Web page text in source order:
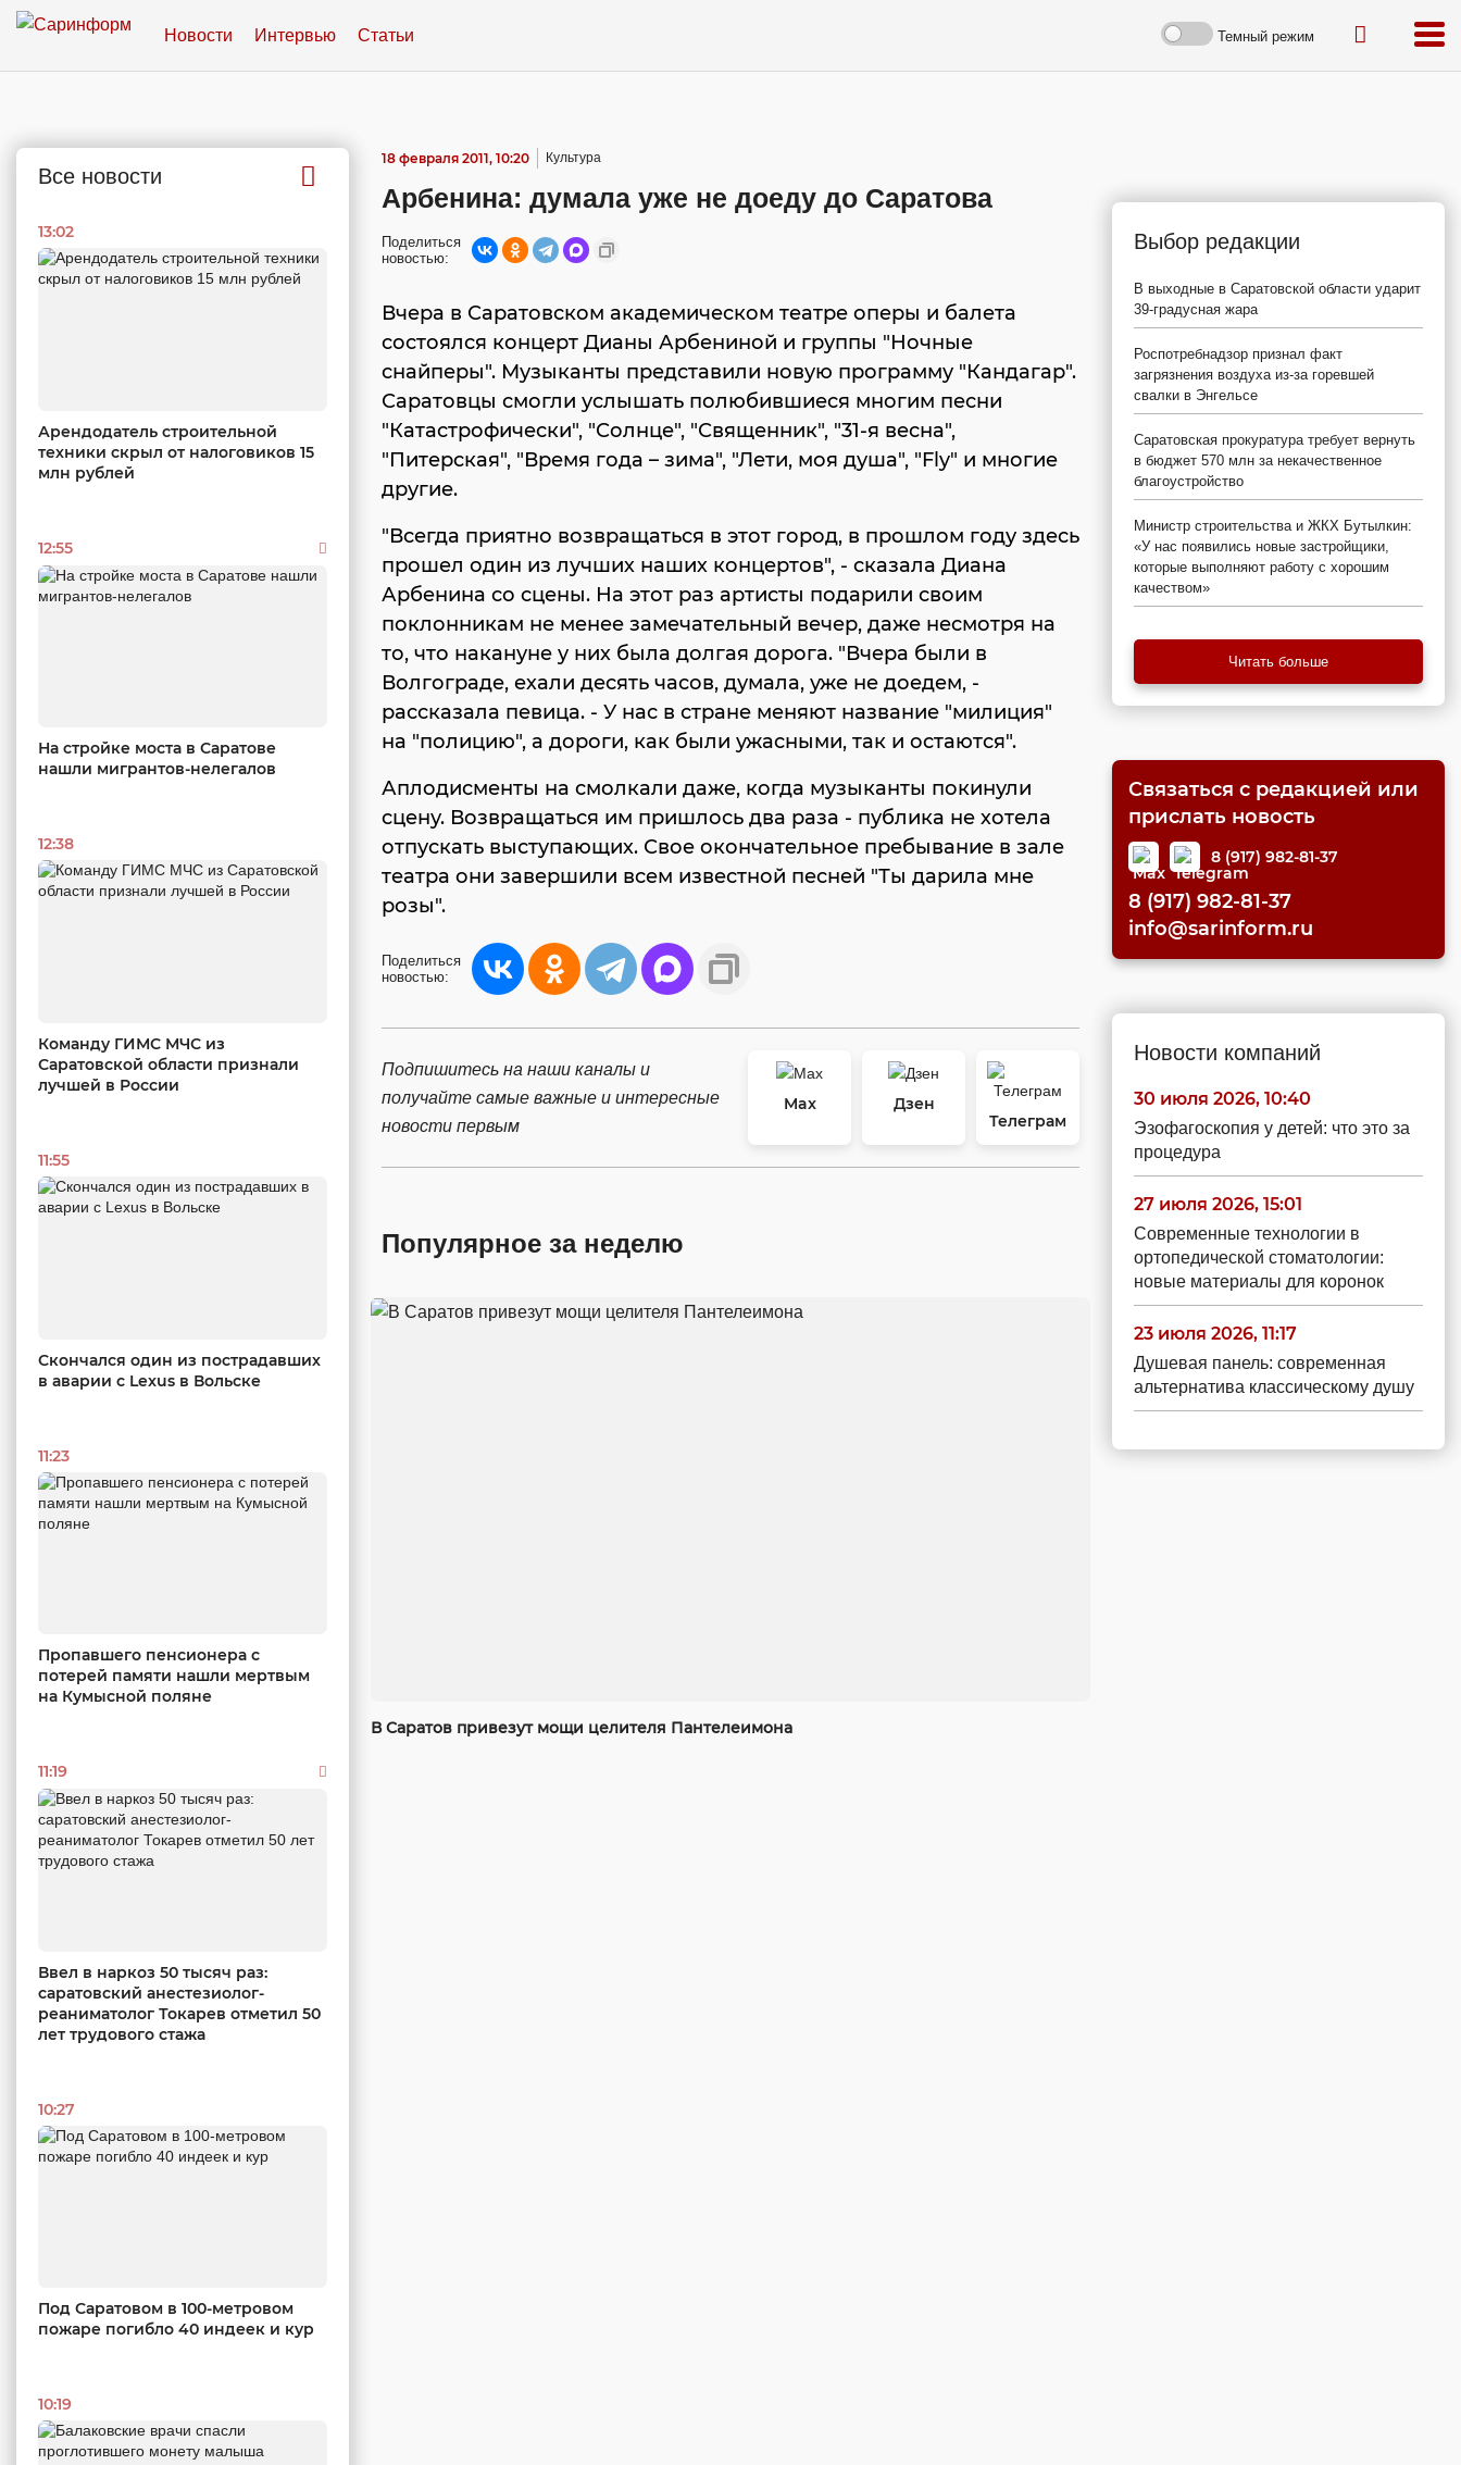
Новости Интервью Статьи Темный режим
Все новости
13:02
Арендодатель строительной
техники скрыл от налоговиков 15
млн рублей
12:55
На стройке моста в Саратове
нашли мигрантов-нелегалов
12:38
Команду ГИМС МЧС из
Саратовской области признали
лучшей в России
11:55
Скончался один из пострадавших
в аварии c Lexus в Вольске
11:23
Пропавшего пенсионера с
потерей памяти нашли мертвым
на Кумысной поляне
11:19
Ввел в наркоз 50 тысяч раз:
саратовский анестезиолог-
реаниматолог Токарев отметил 50
лет трудового стажа
10:27
Под Саратовом в 100-метровом
пожаре погибло 40 индеек и кур
10:19
18 февраля 2011, 10:20 Культура
Арбенина: думала уже не доеду до Саратова
Поделиться
новостью:
Вчера в Саратовском академическом театре оперы и балета
состоялся концерт Дианы Арбениной и группы "Ночные
снайперы". Музыканты представили новую программу "Кандагар".
Саратовцы смогли услышать полюбившиеся многим песни
"Катастрофически", "Солнце", "Священник", "31-я весна",
"Питерская", "Время года – зима", "Лети, моя душа", "Fly" и многие
другие.
"Всегда приятно возвращаться в этот город, в прошлом году здесь
прошел один из лучших наших концертов", - сказала Диана
Арбенина со сцены. На этот раз артисты подарили своим
поклонникам не менее замечательный вечер, даже несмотря на
то, что накануне у них была долгая дорога. "Вчера были в
Волгограде, ехали десять часов, думала, уже не доедем, -
рассказала певица. - У нас в стране меняют название "милиция"
на "полицию", а дороги, как были ужасными, так и остаются".
Аплодисменты на смолкали даже, когда музыканты покинули
сцену. Возвращаться им пришлось два раза - публика не хотела
отпускать выступающих. Свое окончательное пребывание в зале
театра они завершили всем известной песней "Ты дарила мне
розы".
Поделиться
новостью:
Подпишитесь на наши каналы и
получайте самые важные и интересные
новости первым
Max
Дзен
Телеграм
Популярное за неделю
В Саратов привезут мощи целителя Пантелеимона
Выбор редакции
В выходные в Саратовской области ударит
39-градусная жара
Роспотребнадзор признал факт
загрязнения воздуха из-за горевшей
свалки в Энгельсе
Саратовская прокуратура требует вернуть
в бюджет 570 млн за некачественное
благоустройство
Министр строительства и ЖКХ Бутылкин:
«У нас появились новые застройщики,
которые выполняют работу с хорошим
качеством»
Читать больше
Связаться с редакцией или
прислать новость
8 (917) 982-81-37
8 (917) 982-81-37
info@sarinform.ru
Новости компаний
30 июля 2026, 10:40
Эзофагоскопия у детей: что это за
процедура
27 июля 2026, 15:01
Современные технологии в
ортопедической стоматологии:
новые материалы для коронок
23 июля 2026, 11:17
Душевая панель: современная
альтернатива классическому душу